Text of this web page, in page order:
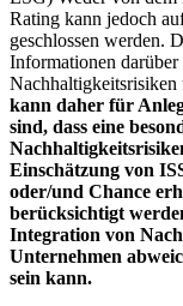
Rating kann jedoch
geschlossen werden.
Informationen
Nachhaltigkeitsrisiken
kann daher für
sind, dass eine
Einschätzung von
oder/und Chance
berücksichtigt
Integration von
Unternehmen
sein kann.